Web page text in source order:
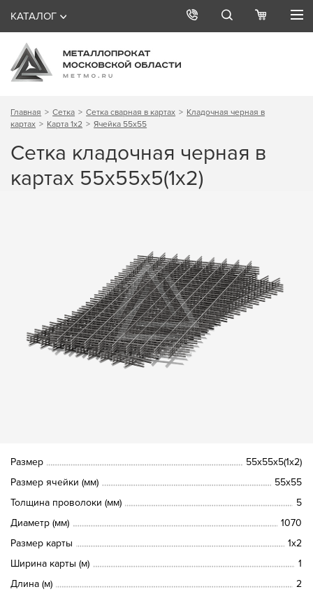
КАТАЛОГ
Главная Сетка Сетка сварная в картах
Кладочная черная в
картах
Карта 1х2 Ячейка 55х55
Сетка кладочная черная в
картах 55х55х5(1х2)
Размер
55х55х5(1х2)
Размер ячейки (мм)
55х55
Толщина проволоки (мм)
5
Диаметр (мм)
1070
Размер карты
1х2
Ширина карты (м)
1
Длина (м)
2